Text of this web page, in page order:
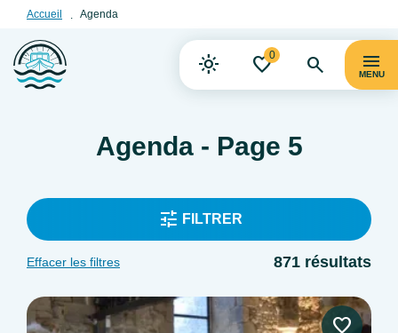
Accueil Agenda
0
MENU
Agenda - Page 5
FILTRER
Effacer les filtres 871 résultats